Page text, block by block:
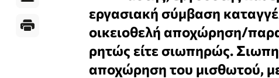
εργασιακή σύμβαση
οικειοθελή αποχώρηση/
ρητώς είτε σιωπηρώς.
αποχώρηση του μισθωτού,